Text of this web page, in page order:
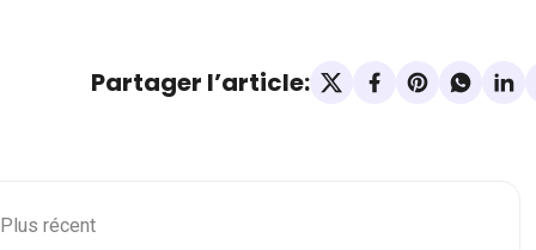
Partager l’article:
Plus récent